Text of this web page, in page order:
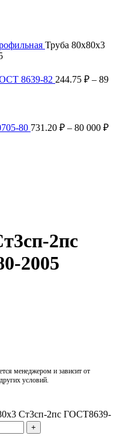
Труба 80х80х3
8639-82 244.75 ₽ – 89
80 731.20 ₽ – 80 000 ₽
2пс
2005
менеджером и зависит от
условий.
Ст3сп-2пс ГОСТ8639-